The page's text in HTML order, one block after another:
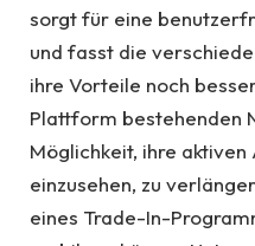
sorgt für eine
und fasst die
ihre Vorteile noch
Plattform bestehenden
Möglichkeit, ihre
einzusehen, zu
eines Trade-In-